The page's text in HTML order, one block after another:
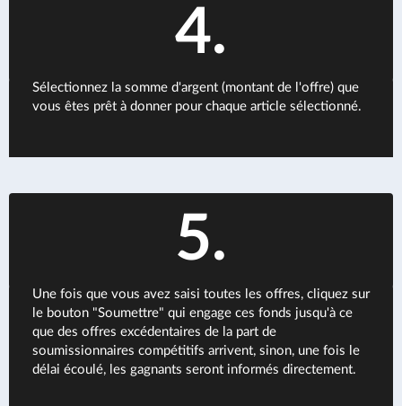
4.
Sélectionnez la somme d'argent (montant de l'offre) que
vous êtes prêt à donner pour chaque article sélectionné.
5.
Une fois que vous avez saisi toutes les offres, cliquez sur
le bouton "Soumettre" qui engage ces fonds jusqu'à ce
que des offres excédentaires de la part de
soumissionnaires compétitifs arrivent, sinon, une fois le
délai écoulé, les gagnants seront informés directement.